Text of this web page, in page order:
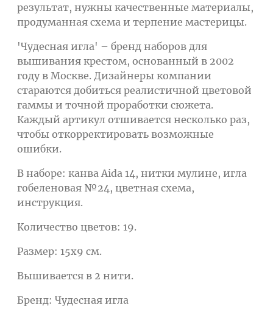
результат, нужны качественные материалы,
продуманная схема и терпение мастерицы.
'Чудесная игла' – бренд наборов для
вышивания крестом, основанный в 2002
году в Москве. Дизайнеры компании
стараются добиться реалистичной цветовой
гаммы и точной проработки сюжета.
Каждый артикул отшивается несколько раз,
чтобы откорректировать возможные
ошибки.
В наборе: канва Aida 14, нитки мулине, игла
гобеленовая №24, цветная схема,
инструкция.
Количество цветов: 19.
Размер: 15х9 см.
Вышивается в 2 нити.
Бренд: Чудесная игла